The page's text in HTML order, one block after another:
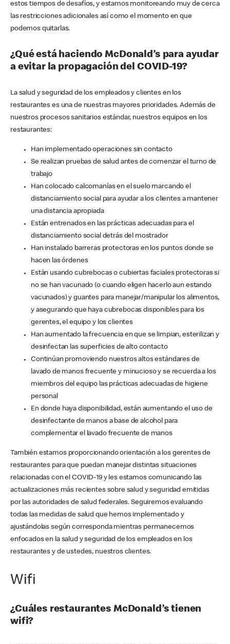
estos tiempos de desafíos, y estamos monitoreando muy de cerca
las restricciones adicionales así como el momento en que
podemos quitarlas.
¿Qué está haciendo McDonald’s para ayudar
a evitar la propagación del COVID-19?
La salud y seguridad de los empleados y clientes en los
restaurantes es una de nuestras mayores prioridades. Además de
nuestros procesos sanitarios estándar, nuestros equipos en los
restaurantes:
Han implementado operaciones sin contacto
Se realizan pruebas de salud antes de comenzar el turno de
trabajo
Han colocado calcomanías en el suelo marcando el
distanciamiento social para ayudar a los clientes a mantener
una distancia apropiada
Están entrenados en las prácticas adecuadas para el
distanciamiento social detrás del mostrador
Han instalado barreras protectoras en los puntos donde se
hacen las órdenes
Están usando cubrebocas o cubiertas faciales protectoras si
no se han vacunado (o cuando eligen hacerlo aun estando
vacunados) y guantes para manejar/manipular los alimentos,
y asegurando que haya cubrebocas disponibles para los
gerentes, el equipo y los clientes
Han aumentado la frecuencia en que se limpian, esterilizan y
desinfectan las superficies de alto contacto
Continúan promoviendo nuestros altos estándares de
lavado de manos frecuente y minucioso y se recuerda a los
miembros del equipo las prácticas adecuadas de higiene
personal
En donde haya disponibilidad, están aumentando el uso de
desinfectante de manos a base de alcohol para
complementar el lavado frecuente de manos
También estamos proporcionando orientación a los gerentes de
restaurantes para que puedan manejar distintas situaciones
relacionadas con el COVID-19 y les estamos comunicando las
actualizaciones más recientes sobre salud y seguridad emitidas
por las autoridades de salud federales. Seguiremos evaluando
todas las medidas de salud que hemos implementado y
ajustándolas según corresponda mientras permanecemos
enfocados en la salud y seguridad de los empleados en los
restaurantes y de ustedes, nuestros clientes.
Wifi
¿Cuáles restaurantes McDonald’s tienen
wifi?